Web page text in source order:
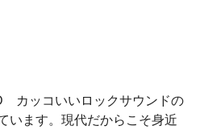
カッコいいロックサウンドの
います。現代だからこそ身近